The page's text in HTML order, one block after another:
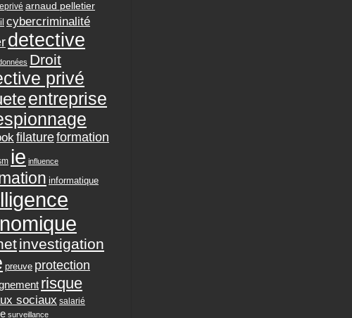
arnaud pelletier
cybercriminalité
detective
Droit
privé
entreprise
filatureformation
ie influence
informatique
investigation
preuve protection
risque
sociaux salarié
surveillance